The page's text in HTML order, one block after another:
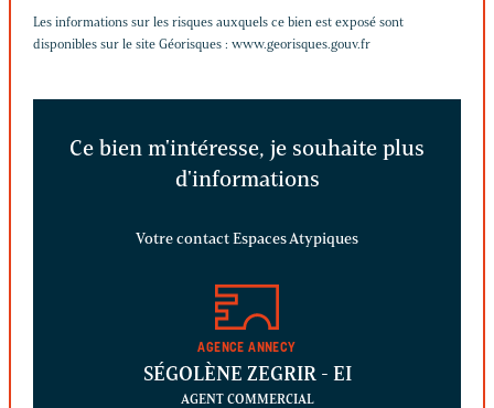
Les informations sur les risques auxquels ce bien est exposé sont
disponibles sur le site Géorisques : www.georisques.gouv.fr
Ce bien m'intéresse, je souhaite plus
d'informations
Votre contact Espaces Atypiques
AGENCE ANNECY
SÉGOLÈNE ZEGRIR - EI
AGENT COMMERCIAL